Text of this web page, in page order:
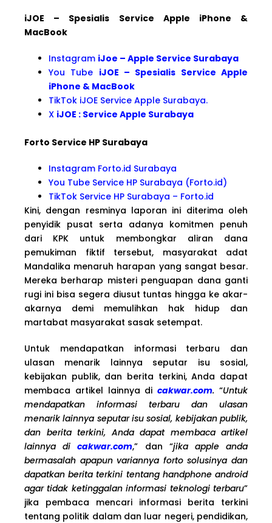
iJOE – Spesialis Service Apple iPhone &
MacBook
Instagram iJoe – Apple Service Surabaya
You Tube iJOE – Spesialis Service Apple
iPhone & MacBook
TikTok iJOE Service Apple Surabaya.
X iJOE : Service Apple Surabaya
Forto Service HP Surabaya
Instagram Forto.id Surabaya
You Tube Service HP Surabaya (Forto.id)
TikTok Service HP Surabaya – Forto.id
Kini, dengan resminya laporan ini diterima oleh
penyidik pusat serta adanya komitmen penuh
dari KPK untuk membongkar aliran dana
pemukiman fiktif tersebut, masyarakat adat
Mandalika menaruh harapan yang sangat besar.
Mereka berharap misteri penguapan dana ganti
rugi ini bisa segera diusut tuntas hingga ke akar-
akarnya demi memulihkan hak hidup dan
martabat masyarakat sasak setempat.
Untuk mendapatkan informasi terbaru dan
ulasan menarik lainnya seputar isu sosial,
kebijakan publik, dan berita terkini, Anda dapat
membaca artikel lainnya dicakwar.com.“Untuk
mendapatkan informasi terbaru dan ulasan
menarik lainnya seputar isu sosial, kebijakan publik,
dan berita terkini, Anda dapat membaca artikel
lainnya dicakwar.com,” dan “jika apple anda
bermasalah apapun variannya forto solusinya dan
dapatkan berita terkini tentang handphone android
agar tidak ketinggalan informasi teknologi terbaru”
jika pembaca mencari informasi berita terkini
tentang politik dalam dan luar negeri, pendidikan,